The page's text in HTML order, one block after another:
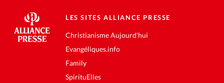
LES SITES ALLIANCE PRESSE
Christianisme Aujourd'hui
Evangéliques.info
Family
SpirituElles